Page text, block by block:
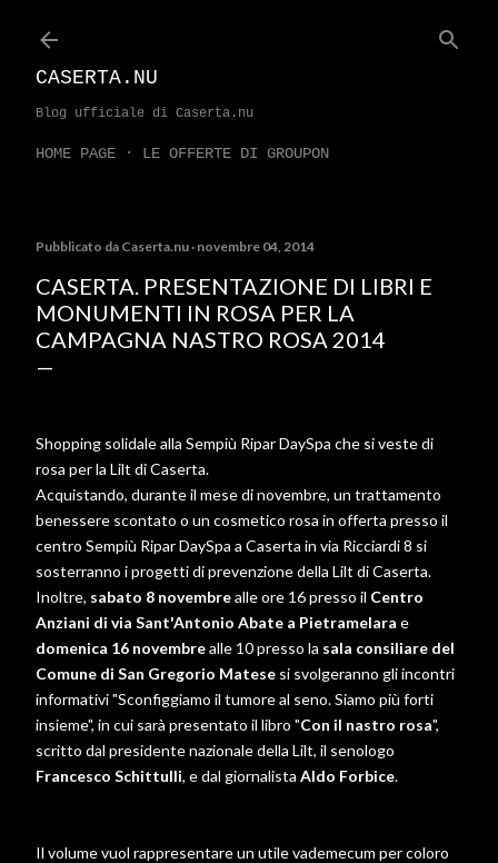
CASERTA.NU
Blog ufficiale di Caserta.nu
HOME PAGE LE OFFERTE DI GROUPON
Pubblicato da Caserta.nu novembre 04, 2014
CASERTA. PRESENTAZIONE DI LIBRI E
MONUMENTI IN ROSA PER LA
CAMPAGNA NASTRO ROSA 2014
Shopping solidale alla Sempiù Ripar DaySpa che si veste di
rosa per la Lilt di Caserta.
Acquistando, durante il mese di novembre, un trattamento
benessere scontato o un cosmetico rosa in offerta presso il
centro Sempiù Ripar DaySpa a Caserta in via Ricciardi 8 si
sosterranno i progetti di prevenzione della Lilt di Caserta.
Inoltre, sabato 8 novembrealle ore 16 presso il Centro
Anziani di via Sant'Antonio Abate a Pietramelara e
domenica 16 novembrealle 10 presso la sala consiliare del
Comune di San Gregorio Matese si svolgeranno gli incontri
informativi "Sconfiggiamo il tumore al seno. Siamo più forti
insieme", in cui sarà presentato il libro "Con il nastro rosa",
scritto dal presidente nazionale della Lilt, il senologo
Francesco Schittulli, e dal giornalista Aldo Forbice.
Il volume vuol rappresentare un utile vademecum per coloro